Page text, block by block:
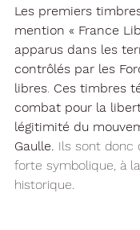
Les premiers
mention « France
apparus dans les
contrôlés par les
libres. Ces timbres
combat pour la
légitimité du
Gaulle. Ils sont donc
forte symbolique, à
historique.